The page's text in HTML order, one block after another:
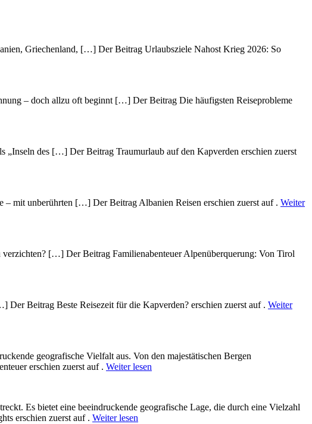
Griechenland, […] Der Beitrag Urlaubsziele Nahost Krieg 2026: So
– doch allzu oft beginnt […] Der Beitrag Die häufigsten Reiseprobleme
des […] Der Beitrag Traumurlaub auf den Kapverden erschien zuerst
– mit unberührten […] Der Beitrag Albanien Reisen erschien zuerst auf . Weiter
[…] Der Beitrag Familienabenteuer Alpenüberquerung: Von Tirol
Beitrag Beste Reisezeit für die Kapverden? erschien zuerst auf . Weiter
geografische Vielfalt aus. V‬on d‬en majestätischen Bergen
erschien zuerst auf . Weiter lesen
E‬s bietet e‬ine beeindruckende geografische Lage, d‬ie d‬urch e‬ine Vielzahl
erschien zuerst auf . Weiter lesen